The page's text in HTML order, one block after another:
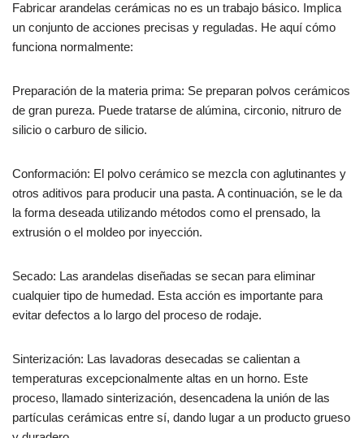
Fabricar arandelas cerámicas no es un trabajo básico. Implica
un conjunto de acciones precisas y reguladas. He aquí cómo
funciona normalmente:
Preparación de la materia prima: Se preparan polvos cerámicos
de gran pureza. Puede tratarse de alúmina, circonio, nitruro de
silicio o carburo de silicio.
Conformación: El polvo cerámico se mezcla con aglutinantes y
otros aditivos para producir una pasta. A continuación, se le da
la forma deseada utilizando métodos como el prensado, la
extrusión o el moldeo por inyección.
Secado: Las arandelas diseñadas se secan para eliminar
cualquier tipo de humedad. Esta acción es importante para
evitar defectos a lo largo del proceso de rodaje.
Sinterización: Las lavadoras desecadas se calientan a
temperaturas excepcionalmente altas en un horno. Este
proceso, llamado sinterización, desencadena la unión de las
partículas cerámicas entre sí, dando lugar a un producto grueso